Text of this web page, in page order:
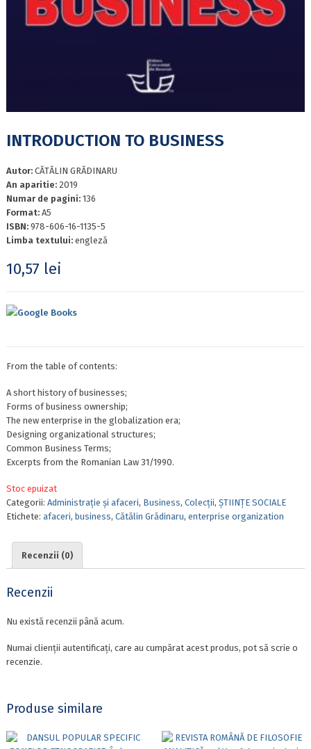
INTRODUCTION TO BUSINESS
Autor: CĂTĂLIN GRĂDINARU
An aparitie: 2019
Numar de pagini: 136
Format: A5
ISBN: 978-606-16-1135-5
Limba textului: engleză
10,57 lei
Google Books
From the table of contents:
A short history of businesses;
Forms of business ownership;
The new enterprise in the globalization era;
Designing organizational structures;
Common Business Terms;
Excerpts from the Romanian Law 31/1990.
Stoc epuizat
Categorii: Administrație și afaceri, Business, Colecții, ȘTIINȚE SOCIALE
Etichete: afaceri, business, Cătălin Grădinaru, enterprise organization
Recenzii (0)
Recenzii
Nu există recenzii până acum.
Numai clienții autentificați, care au cumpărat acest produs, pot să scrie o
recenzie.
Produse similare